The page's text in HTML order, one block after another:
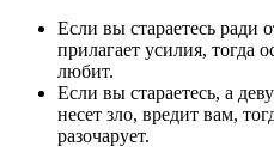
Если вы стараетесь ради
прилагает усилия, тогда
любит.
Если вы стараетесь, а
несет зло, вредит вам,
разочарует.